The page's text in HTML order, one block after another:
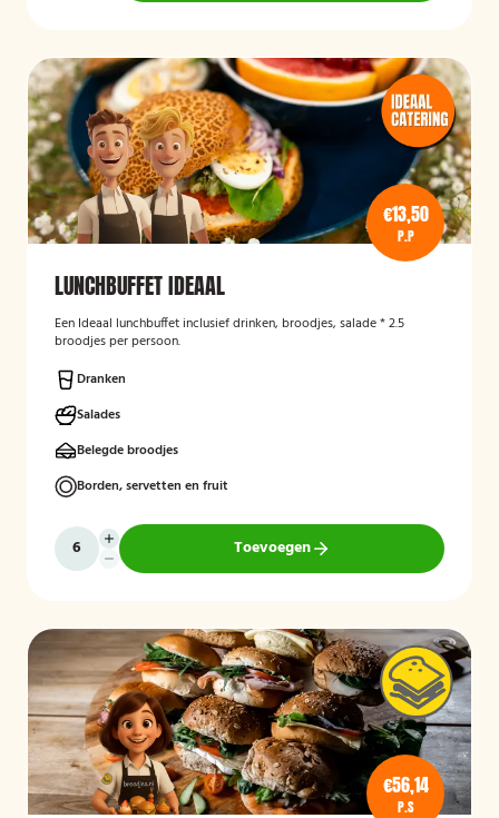
€13,50
P.P
LUNCHBUFFET IDEAAL
Een Ideaal lunchbuffet inclusief drinken, broodjes, salade * 2.5
broodjes per persoon.
Dranken
Salades
Belegde broodjes
Borden, servetten en fruit
Toevoegen
€56,14
P.S